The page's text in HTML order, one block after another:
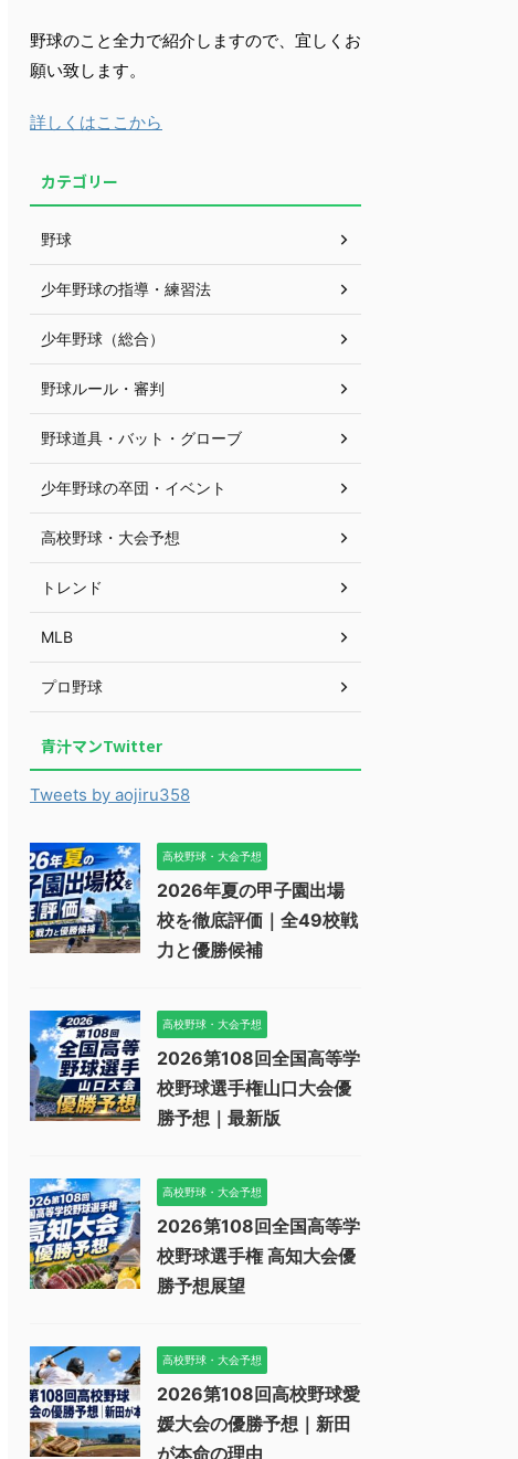
野球のこと全力で紹介しますので、宜しくお
願い致します。
詳しくはここから
カテゴリー
野球
少年野球の指導・練習法
少年野球（総合）
野球ルール・審判
野球道具・バット・グローブ
少年野球の卒団・イベント
高校野球・大会予想
トレンド
MLB
プロ野球
青汁マンTwitter
Tweets by aojiru358
高校野球・大会予想
2026年夏の甲子園出場
校を徹底評価｜全49校戦
力と優勝候補
高校野球・大会予想
2026第108回全国高等学
校野球選手権山口大会優
勝予想｜最新版
高校野球・大会予想
2026第108回全国高等学
校野球選手権 高知大会優
勝予想展望
高校野球・大会予想
2026第108回高校野球愛
媛大会の優勝予想｜新田
が本命の理由